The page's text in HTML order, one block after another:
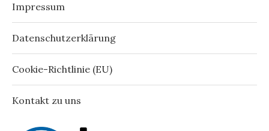
Impressum
Datenschutzerklärung
Cookie-Richtlinie (EU)
Kontakt zu uns